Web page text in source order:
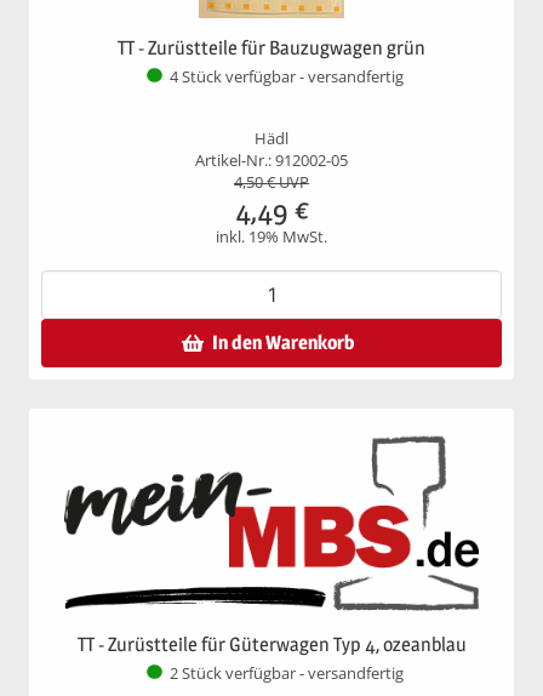
TT - Zurüstteile für Bauzugwagen grün
4 Stück verfügbar - versandfertig
Hädl
Artikel-Nr.: 912002-05
4,50€ UVP
4,49 €
inkl. 19% MwSt.
In den Warenkorb
TT - Zurüstteile für Güterwagen Typ 4, ozeanblau
2 Stück verfügbar - versandfertig